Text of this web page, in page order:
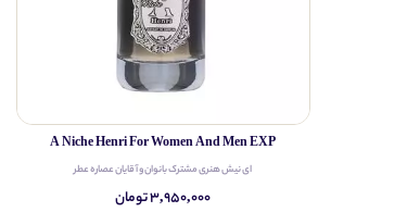
A Niche Henri For Women And Men EXP
ای نیش هنری مشترک بانوان و آقایان عصاره عطر
۳,۹۵۰,۰۰۰ تومان